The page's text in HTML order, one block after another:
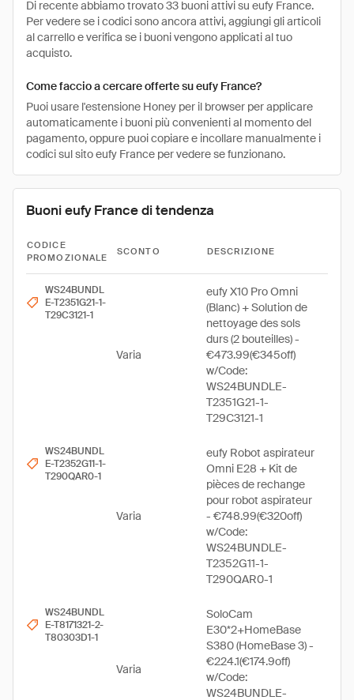
Di recente abbiamo trovato 33 buoni attivi su eufy France.
Per vedere se i codici sono ancora attivi, aggiungi gli articoli
al carrello e verifica se i buoni vengono applicati al tuo
acquisto.
Come faccio a cercare offerte su eufy France?
Puoi usare l'estensione Honey per il browser per applicare
automaticamente i buoni più convenienti al momento del
pagamento, oppure puoi copiare e incollare manualmente i
codici sul sito eufy France per vedere se funzionano.
Buoni eufy France di tendenza
CODICE
PROMOZIONALE
SCONTO DESCRIZIONE
WS24BUNDL
E-T2351G21-1-
T29C3121-1
Varia
eufy X10 Pro Omni
(Blanc) + Solution de
nettoyage des sols
durs (2 bouteilles) -
€473.99(€345off)
w/Code:
WS24BUNDLE-
T2351G21-1-
T29C3121-1
WS24BUNDL
E-T2352G11-1-
T290QAR0-1
Varia
eufy Robot aspirateur
Omni E28 + Kit de
pièces de rechange
pour robot aspirateur
- €748.99(€320off)
w/Code:
WS24BUNDLE-
T2352G11-1-
T290QAR0-1
WS24BUNDL
E-T8171321-2-
T80303D1-1
Varia
SoloCam
E30*2+HomeBase
S380 (HomeBase 3) -
€224.1(€174.9off)
w/Code:
WS24BUNDLE-